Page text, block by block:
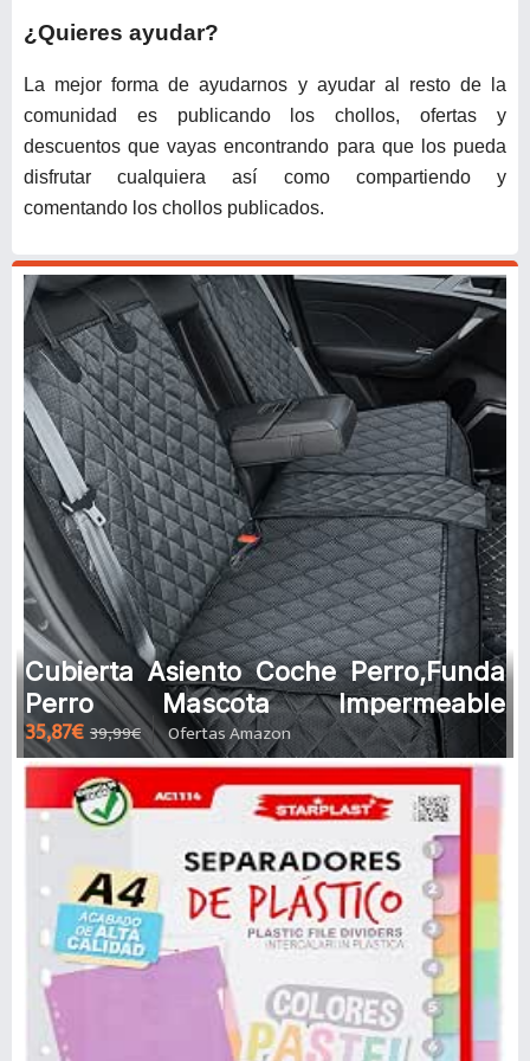
¿Quieres ayudar?
La mejor forma de ayudarnos y ayudar al resto de la
comunidad es publicando los chollos, ofertas y
descuentos que vayas encontrando para que los pueda
disfrutar cualquiera así como compartiendo y
comentando los chollos publicados.
Cubierta Asiento Coche Perro,Funda
Perro Mascota Impermeable
Resistente.Alfombra de Asiento de
Estil
35,87€ 39,99€ Ofertas Amazon